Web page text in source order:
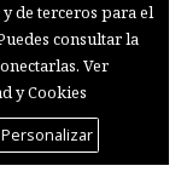
de terceros para el
consultar la
Ver
y Cookies
Personalizar